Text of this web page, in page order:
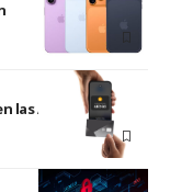
las Apple Store